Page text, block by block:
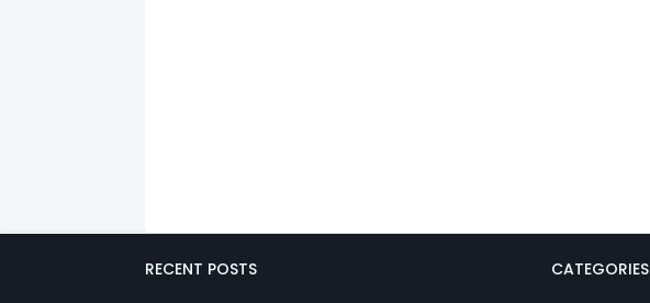
RECENT POSTS CATEGORIES